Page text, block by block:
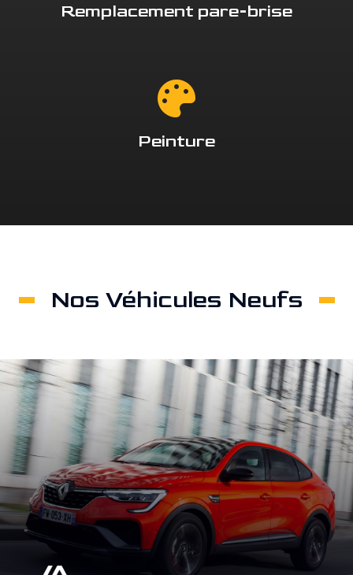
Remplacement pare-brise
Peinture
Nos Véhicules Neufs